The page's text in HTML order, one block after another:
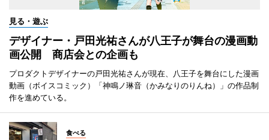
見る・遊ぶ
デザイナー・戸田光祐さんが八王子が舞台の漫画動
画公開 商店会との企画も
プロダクトデザイナーの戸田光祐さんが現在、八王子を舞台にした漫画
動画（ボイスコミック）「神鳴ノ琳音（かみなりのりんね）」の作品制
作を進めている。
食べる